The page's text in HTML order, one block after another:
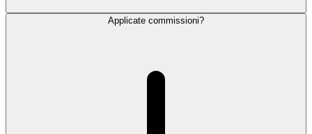
Applicate commissioni?